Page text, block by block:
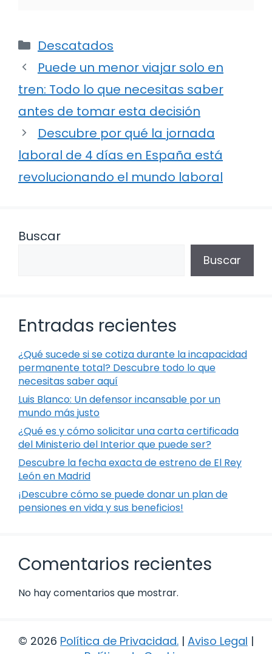
Categorías
Descatados
Puede un menor viajar solo en
tren: Todo lo que necesitas saber
antes de tomar esta decisión
Descubre por qué la jornada
laboral de 4 días en España está
revolucionando el mundo laboral
Buscar
Buscar
Entradas recientes
¿Qué sucede si se cotiza durante la incapacidad
permanente total? Descubre todo lo que
necesitas saber aquí
Luis Blanco: Un defensor incansable por un
mundo más justo
¿Qué es y cómo solicitar una carta certificada
del Ministerio del Interior que puede ser?
Descubre la fecha exacta de estreno de El Rey
León en Madrid
¡Descubre cómo se puede donar un plan de
pensiones en vida y sus beneficios!
Comentarios recientes
No hay comentarios que mostrar.
© 2026 Política de Privacidad. | Aviso Legal |